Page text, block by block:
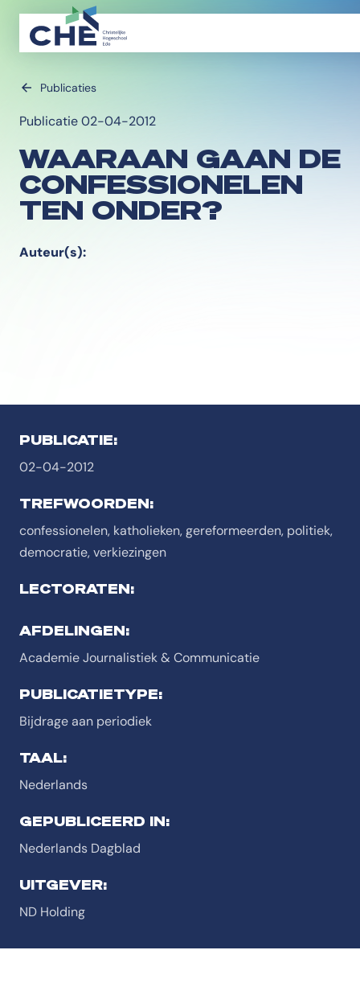
Publicaties
Publicatie 02-04-2012
WAARAAN GAAN DE
CONFESSIONELEN
TEN ONDER?
Auteur(s):
PUBLICATIE:
02-04-2012
TREFWOORDEN:
confessionelen, katholieken, gereformeerden, politiek,
democratie, verkiezingen
LECTORATEN:
AFDELINGEN:
Academie Journalistiek & Communicatie
PUBLICATIETYPE:
Bijdrage aan periodiek
TAAL:
Nederlands
GEPUBLICEERD IN:
Nederlands Dagblad
UITGEVER:
ND Holding